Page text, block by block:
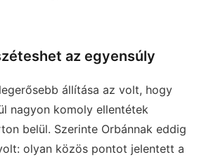
az egyensúly
állítása az volt, hogy
nagyon komoly ellentétek
belül. Szerinte Orbánnak eddig
olyan közös pontot jelentett a